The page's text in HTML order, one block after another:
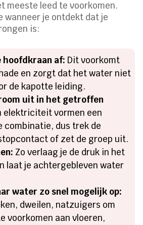
meeste leed te voorkomen.
wanneer je ontdekt dat je
is:
af: Dit voorkomt
en zorgt dat het water niet
de kapotte leiding.
uit in het getroffen
elektriciteit vormen een
combinatie, dus trek de
of zet de groep uit.
Zo verlaag je de druk in het
laat je achtergebleven water
water zo snel mogelijk op:
dweilen, natzuigers om
voorkomen aan vloeren,